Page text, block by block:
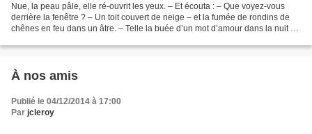
Nue, la peau pâle, elle ré-ouvrit les yeux. – Et écouta : – Que voyez-vous
derrière la fenêtre ? – Un toit couvert de neige – et la fumée de rondins de
chênes en feu dans un âtre. – Telle la buée d’un mot d’amour dans la nuit ?
À nos amis
Publié le 04/12/2014 à 17:00
Par jcleroy